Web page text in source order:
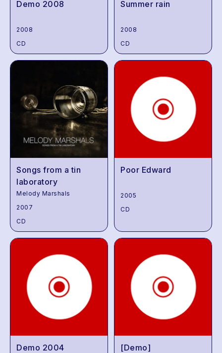
Demo 2008
2008
CD
Summer rain
2008
CD
Songs from a tin
laboratory
Melody Marshals
2007
CD
Poor Edward
2005
CD
Demo 2004 [Demo]